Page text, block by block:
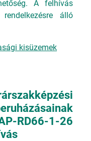
A felhívás
álló
kisüzemek
RD66-1-26